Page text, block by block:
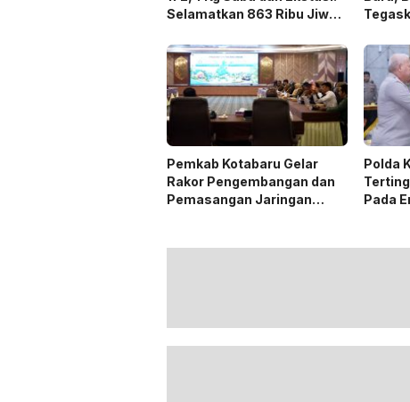
Selamatkan 863 Ribu Jiwa
4,3 Triliun
Pemkab Kotabaru Gelar
Rakor Pengembangan dan
Pemasangan Jaringan
Polda
Pada